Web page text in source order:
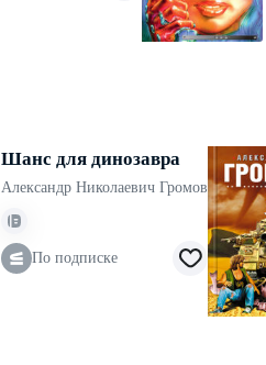
Шанс для динозавра
Александр Николаевич Громов
По подписке